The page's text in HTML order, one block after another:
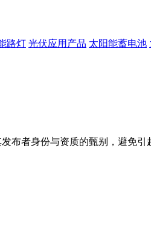
路灯 光伏应用产品 太阳能蓄电池
布者身份与资质的甄别，避免引